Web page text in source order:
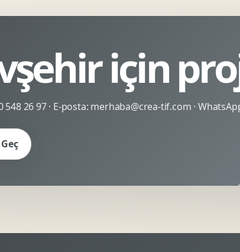
için
548 26 97· E-posta: merhaba@crea-tif.com ·